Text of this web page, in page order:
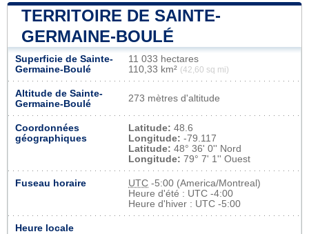
TERRITOIRE DE SAINTE-
GERMAINE-BOULÉ
Superficie de Sainte-
Germaine-Boulé
11 033 hectares
110,33 km² (42,60 sq mi)
Altitude de Sainte-
Germaine-Boulé
273 mètres d'altitude
Coordonnées
géographiques
Latitude: 48.6
Longitude: -79.117
Latitude: 48° 36' 0'' Nord
Longitude: 79° 7' 1'' Ouest
Fuseau horaire UTC -5:00 (America/Montreal)
Heure d'été : UTC -4:00
Heure d'hiver : UTC -5:00
Heure locale